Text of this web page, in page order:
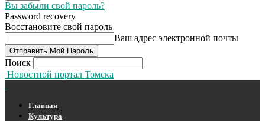
Вы забыли свой пароль?
Password recovery
Восстановите свой пароль
Ваш адрес электронной почты
Поиск
Новостной портал Томска
Главная
Культура